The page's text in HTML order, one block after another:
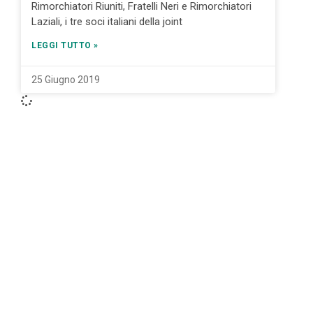
Rimorchiatori Riuniti, Fratelli Neri e Rimorchiatori
Laziali, i tre soci italiani della joint
LEGGI TUTTO »
25 Giugno 2019